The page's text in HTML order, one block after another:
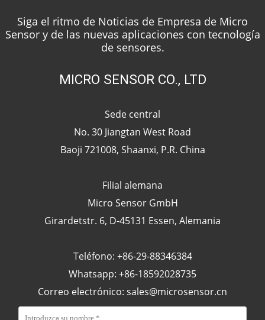
Siga el ritmo de Noticias de Empresa de Micro
Sensor y de las nuevas aplicaciones con tecnología
de sensores.
MICRO SENSOR CO., LTD
Sede central
No. 30 Jiangtan West Road
Baoji 721008, Shaanxi, P.R. China
Filial alemana
Micro Sensor GmbH
Girardetstr. 6, D-45131 Essen, Alemania
Teléfono: +86-29-88346384
Whatsapp: +86-18592028735
Correo electrónico: sales@microsensor.cn